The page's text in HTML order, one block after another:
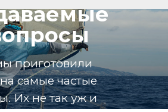
приготовили
самые частые
Их не так уж и